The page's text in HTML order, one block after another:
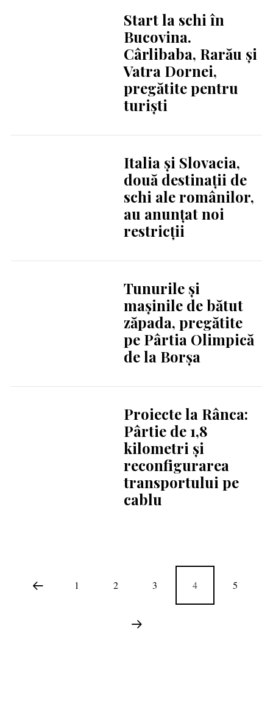
Start la schi în
Bucovina.
Cârlibaba, Rarău și
Vatra Dornei,
pregătite pentru
turiști
Italia și Slovacia,
două destinații de
schi ale românilor,
au anunțat noi
restricții
Tunurile și
mașinile de bătut
zăpada, pregătite
pe Pârtia Olimpică
de la Borșa
Proiecte la Rânca:
Pârtie de 1,8
kilometri și
reconfigurarea
transportului pe
cablu
1 2 3 4 5